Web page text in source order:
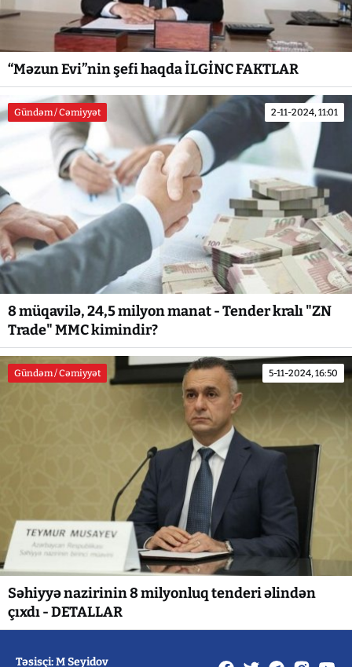
“Məzun Evi”nin şefi haqda İLGİNC FAKTLAR
Gündəm / Cəmiyyət 2-11-2024, 11:01
8 müqavilə, 24,5 milyon manat - Tender kralı "ZN
Trade" MMC kimindir?
Gündəm / Cəmiyyət 5-11-2024, 16:50
Səhiyyə nazirinin 8 milyonluq tenderi əlindən
çıxdı - DETALLAR
Təsisçi: M Seyidov